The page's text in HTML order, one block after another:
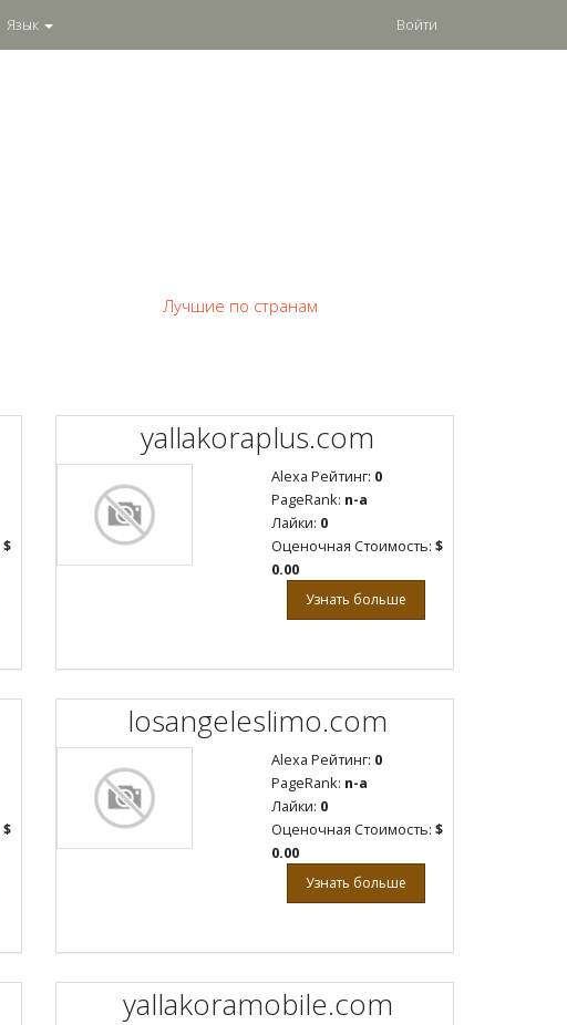
Язык Войти
Лучшие по странам
$
yallakoraplus.com
Alexa Рейтинг: 0
PageRank: n-a
Лайки: 0
Оценочная Стоимость: $
0.00
Узнать больше
$
losangeleslimo.com
Alexa Рейтинг: 0
PageRank: n-a
Лайки: 0
Оценочная Стоимость: $
0.00
Узнать больше
yallakoramobile.com